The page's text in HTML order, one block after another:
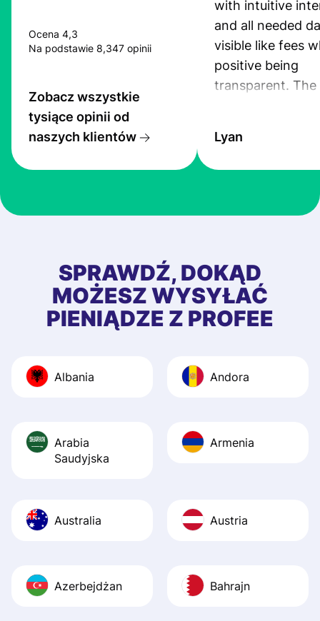
Ocena 4,3
Na podstawie 8,347 opinii
Zobacz wszystkie
tysiące opinii od
naszych klientów
with intuitive
and all needed
visible like fees
positive being
transparent. The
the exchange
at Profee is very
first started
app, and they
quick to provide
and helpful
Recommend it!
Lyan
SPRAWDŹ, DOKĄD
MOŻESZ WYSYŁAĆ
PIENIĄDZE Z PROFEE
Albania Andora
Arabia
Saudyjska
Armenia
Australia Austria
Azerbejdżan Bahrajn